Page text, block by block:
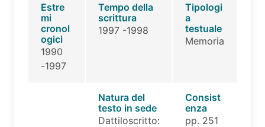
Estre
mi
cronol
ogici
1990
-1997
Tempo della
scrittura
1997 -1998
Tipologi
a
testuale
Memoria
Natura del
testo in sede
Dattiloscritto:
Consist
enza
pp. 251